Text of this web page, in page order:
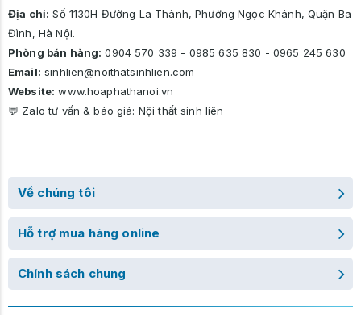
Địa chỉ: Số 1130H Đường La Thành, Phường Ngọc Khánh, Quận Ba
Đình, Hà Nội.
Phòng bán hàng: 0904 570 339 - 0985 635 830 - 0965 245 630
Email: sinhlien@noithatsinhlien.com
Website: www.hoaphathanoi.vn
💬 Zalo tư vấn & báo giá: Nội thất sinh liên
Về chúng tôi
Hỗ trợ mua hàng online
Chính sách chung